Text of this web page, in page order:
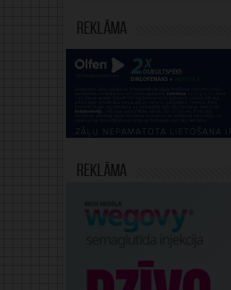
Reklāma
Reklāma